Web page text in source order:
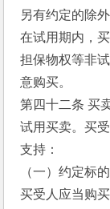
另有约定的除外
在试用期内，
担保物权等非
意购买。
第四十二条 买
试用买卖。买
支持：
（一）约定标
买受人应当购买